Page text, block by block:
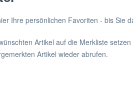
Ihre persönlichen Favoriten - bis Sie
Artikel auf die Merkliste
Artikel wieder abrufen.